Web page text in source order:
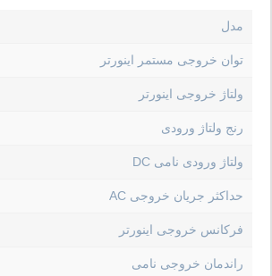
مدل
توان خروجی مستمر اینورتر
ولتاژ خروجی اینورتر
رنج ولتاژ ورودی
ولتاژ ورودی نامی DC
حداکثر جریان خروجی AC
فرکانس خروجی اینورتر
راندمان خروجی نامی